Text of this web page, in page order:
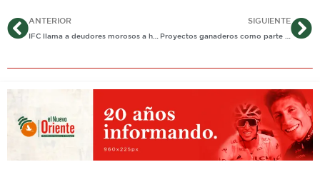
AntANTERIOR
IFC llama a deudores morosos a hacer acuerdos de pago
SIGUIENTE
Proyectos ganaderos como parte de experiencia de conservación medioambiental en Casanare